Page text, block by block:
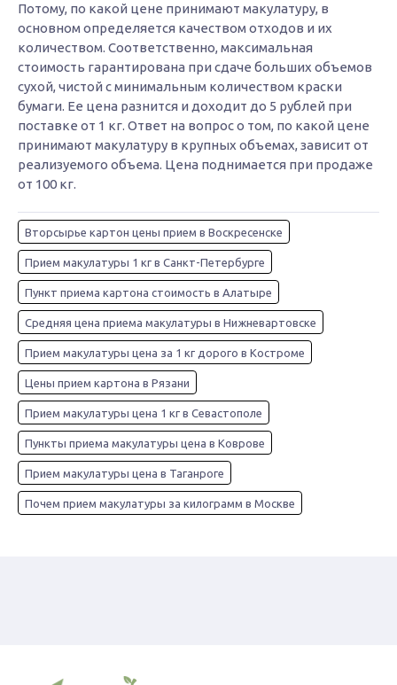
Потому, по какой цене принимают макулатуру, в
основном определяется качеством отходов и их
количеством. Соответственно, максимальная
стоимость гарантирована при сдаче больших объемов
сухой, чистой с минимальным количеством краски
бумаги. Ее цена разнится и доходит до 5 рублей при
поставке от 1 кг. Ответ на вопрос о том, по какой цене
принимают макулатуру в крупных объемах, зависит от
реализуемого объема. Цена поднимается при продаже
от 100 кг.
Вторсырье картон цены прием в Воскресенске
Прием макулатуры 1 кг в Санкт-Петербурге
Пункт приема картона стоимость в Алатыре
Средняя цена приема макулатуры в Нижневартовске
Прием макулатуры цена за 1 кг дорого в Костроме
Цены прием картона в Рязани
Прием макулатуры цена 1 кг в Севастополе
Пункты приема макулатуры цена в Коврове
Прием макулатуры цена в Таганроге
Почем прием макулатуры за килограмм в Москве